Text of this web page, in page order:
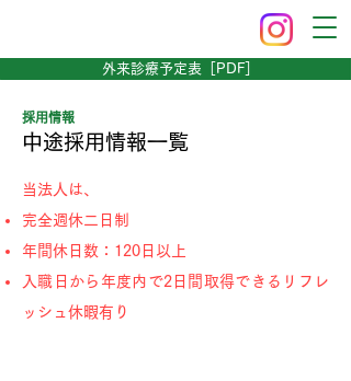
外来診療予定表［PDF］
中途採用情報一覧
採用情報
当法人は、
完全週休二日制
年間休日数：120日以上
入職日から年度内で2日間取得できるリフレ
ッシュ休暇有り